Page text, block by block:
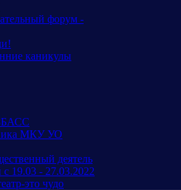
форум -
каникулы
МКУ УО
деятель
с 19.03 - 27.03.2022
это чудо